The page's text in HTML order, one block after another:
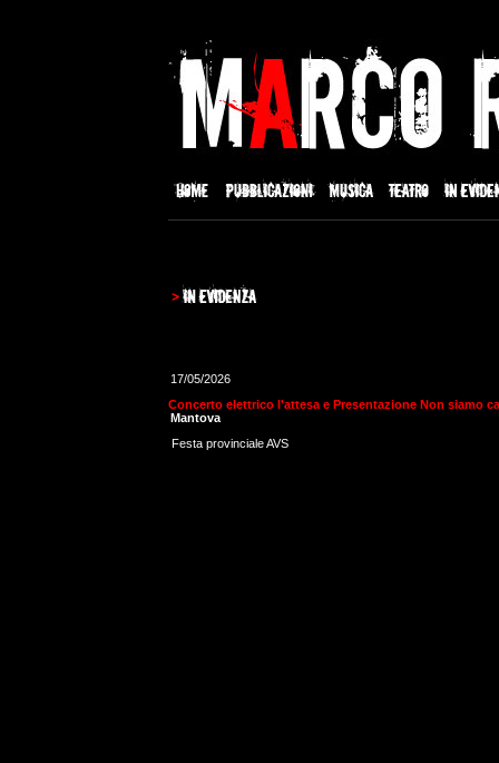
17/05/2026
Concerto elettrico l'attesa e Presentazione Non siamo
Mantova
Festa provinciale AVS